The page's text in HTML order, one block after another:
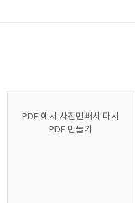
PDF 에서 사진만빼서 다시
PDF 만들기